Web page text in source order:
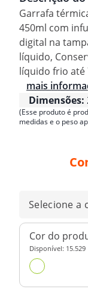
Garrafa
450ml com
digital na
líquido,
líquido frio até
mais
Dimensões:
(Esse produto é
medidas e o peso
Selecione a
Cor do
Disponível: 15.529